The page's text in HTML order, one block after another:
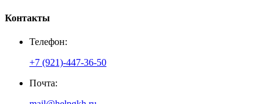
Контакты
Телефон:
+7 (921)-447-36-50
Почта: